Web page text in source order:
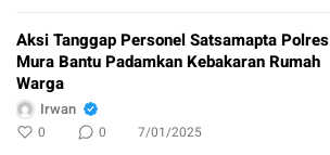
Aksi Tanggap Personel Satsamapta Polres
Mura Bantu Padamkan Kebakaran Rumah
Warga
Irwan
0 0 7/01/2025